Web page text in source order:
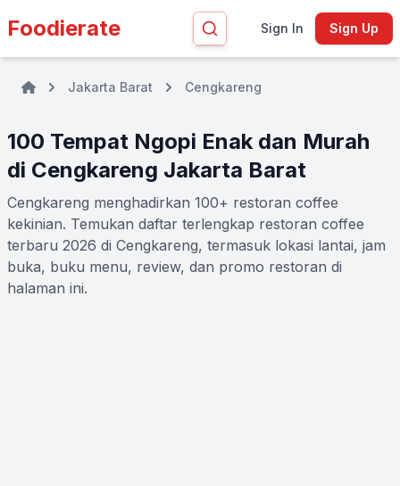
Foodierate Sign In Sign Up
Jakarta Barat Cengkareng
100 Tempat Ngopi Enak dan Murah
di Cengkareng Jakarta Barat
Cengkareng menghadirkan 100+ restoran coffee
kekinian. Temukan daftar terlengkap restoran coffee
terbaru 2026 di Cengkareng, termasuk lokasi lantai, jam
buka, buku menu, review, dan promo restoran di
halaman ini.